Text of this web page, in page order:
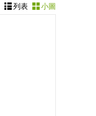
列表 小圖